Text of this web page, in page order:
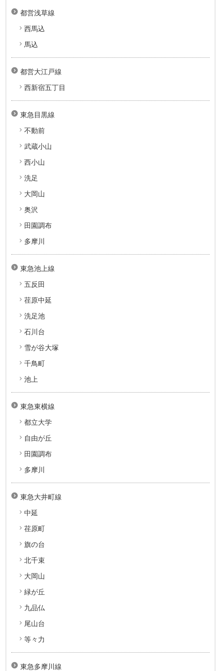
都営浅草線
西馬込
馬込
都営大江戸線
西新宿五丁目
東急目黒線
不動前
武蔵小山
西小山
洗足
大岡山
奥沢
田園調布
多摩川
東急池上線
五反田
荏原中延
洗足池
石川台
雪が谷大塚
千鳥町
池上
東急東横線
都立大学
自由が丘
田園調布
多摩川
東急大井町線
中延
荏原町
旗の台
北千束
大岡山
緑が丘
九品仏
尾山台
等々力
東急多摩川線